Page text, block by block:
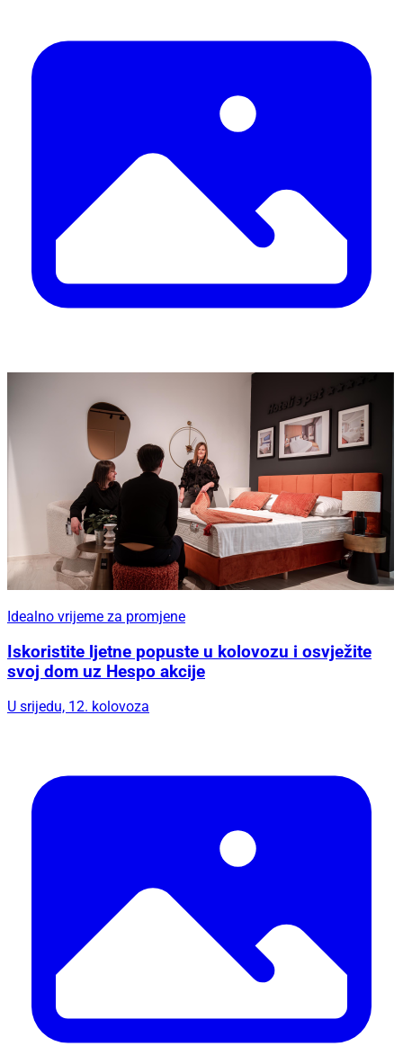
Idealno vrijeme za promjene
Iskoristite ljetne popuste u kolovozu i osvježite
svoj dom uz Hespo akcije
U srijedu, 12. kolovoza